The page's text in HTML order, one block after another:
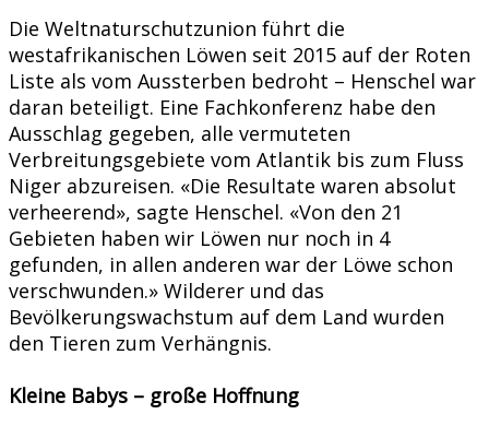
Die Weltnaturschutzunion führt die
westafrikanischen Löwen seit 2015 auf der Roten
Liste als vom Aussterben bedroht – Henschel war
daran beteiligt. Eine Fachkonferenz habe den
Ausschlag gegeben, alle vermuteten
Verbreitungsgebiete vom Atlantik bis zum Fluss
Niger abzureisen. «Die Resultate waren absolut
verheerend», sagte Henschel. «Von den 21
Gebieten haben wir Löwen nur noch in 4
gefunden, in allen anderen war der Löwe schon
verschwunden.» Wilderer und das
Bevölkerungswachstum auf dem Land wurden
den Tieren zum Verhängnis.
Kleine Babys – große Hoffnung